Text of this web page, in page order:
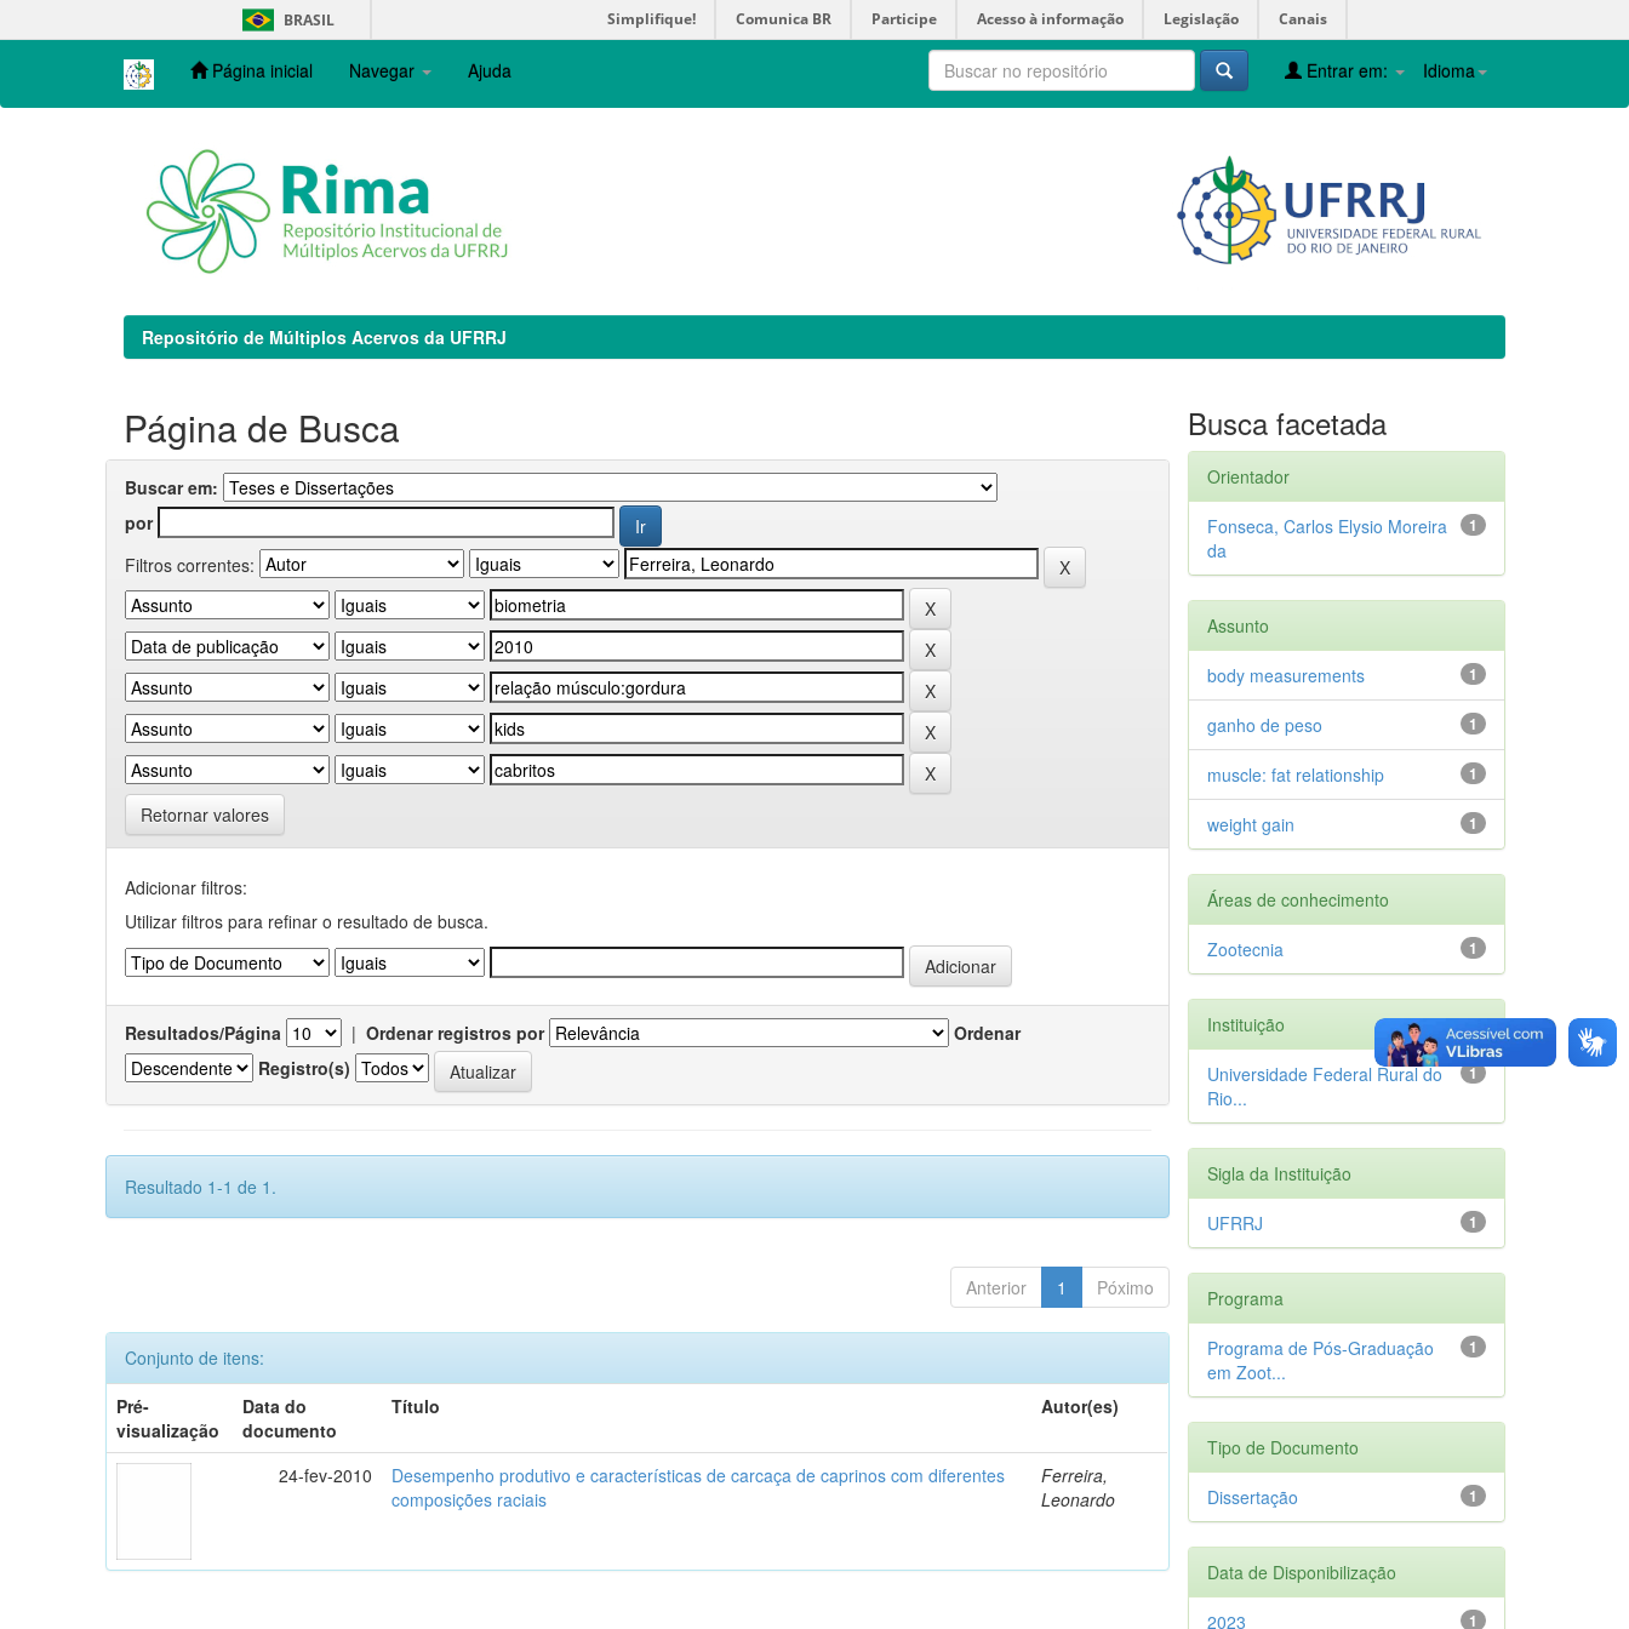
navigation
BRASIL Simplifique! Comunica BR Participe Acesso à informação Legislação Canais
Página inicial Navegar Ajuda Idioma
Entrar em:
Repositório de Múltiplos Acervos da UFRRJ
Página de Busca
Buscar em:
por
Filtros correntes:
Retornar valores
Adicionar filtros:
Utilizar filtros para refinar o resultado de busca.
Resultados/Página | Ordenar registros por
Ordenar
Registro(s)
Resultado 1-1 de 1.
Anterior 1 Póximo
Conjunto de itens:
Pré-
visualização
Data do
documento
Título Autor(es)
24-fev-2010
Desempenho produtivo e características de carcaça de caprinos com diferentes
composições raciais
Ferreira,
Leonardo
Busca facetada
Orientador
1
Fonseca, Carlos Elysio Moreira
da
Assunto
1
body measurements
1
ganho de peso
1
muscle: fat relationship
1
weight gain
Áreas de conhecimento
1
Zootecnia
Instituição
1
Universidade Federal Rural do
Rio...
Sigla da Instituição
1
UFRRJ
Programa
1
Programa de Pós-Graduação
em Zoot...
Tipo de Documento
1
Dissertação
Data de Disponibilização
1
2023